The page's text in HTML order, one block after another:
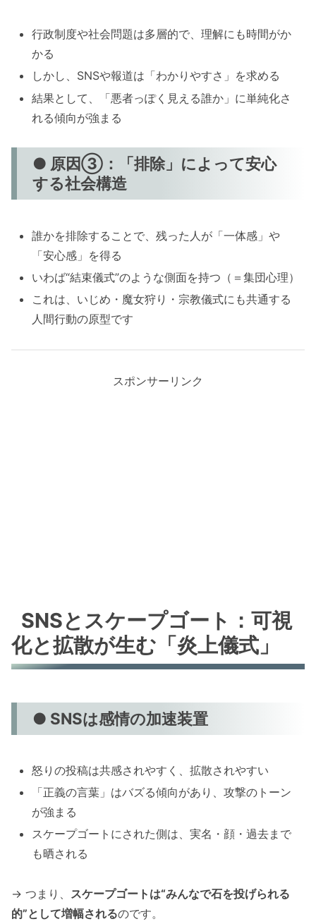
行政制度や社会問題は多層的で、理解にも時間がか
かる
しかし、SNSや報道は「わかりやすさ」を求める
結果として、「悪者っぽく見える誰か」に単純化さ
れる傾向が強まる
● 原因③：「排除」によって安心
する社会構造
誰かを排除することで、残った人が「一体感」や
「安心感」を得る
いわば“結束儀式”のような側面を持つ（＝集団心理）
これは、いじめ・魔女狩り・宗教儀式にも共通する
人間行動の原型です
スポンサーリンク
SNSとスケープゴート：可視
化と拡散が生む「炎上儀式」
● SNSは感情の加速装置
怒りの投稿は共感されやすく、拡散されやすい
「正義の言葉」はバズる傾向があり、攻撃のトーン
が強まる
スケープゴートにされた側は、実名・顔・過去まで
も晒される
→ つまり、 スケープゴートは“みんなで石を投げられる
的”として増幅されるのです。